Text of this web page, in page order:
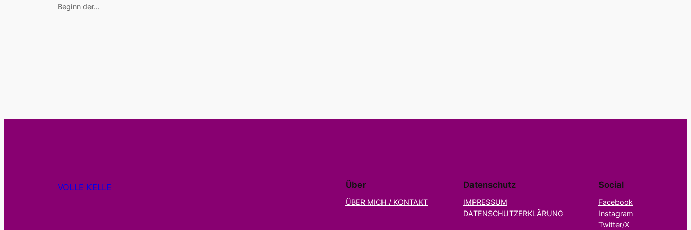
Beginn der…
VOLLE KELLE Über
ÜBER MICH / KONTAKT
Datenschutz
IMPRESSUM
DATENSCHUTZERKLÄRUNG
Social
Facebook
Instagram
Twitter/X